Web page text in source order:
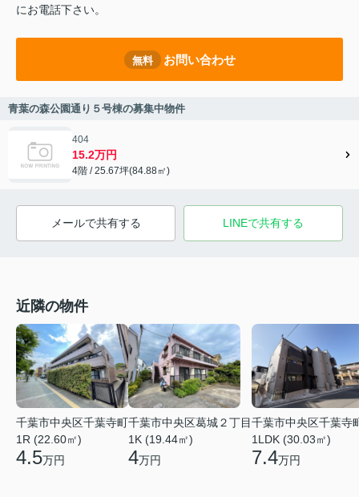
にお電話下さい。
無料 お問い合わせ
青葉の森公園通り５号棟の募集中物件
404
15.2万円
4階 / 25.67坪(84.88㎡)
メールで共有する LINEで共有する
近隣の物件
千葉市中央区千葉寺町
1R (22.60㎡)
4.5万円
千葉市中央区葛城２丁目
1K (19.44㎡)
4万円
千葉市中央区千葉寺
1LDK (30.03㎡)
7.4万円